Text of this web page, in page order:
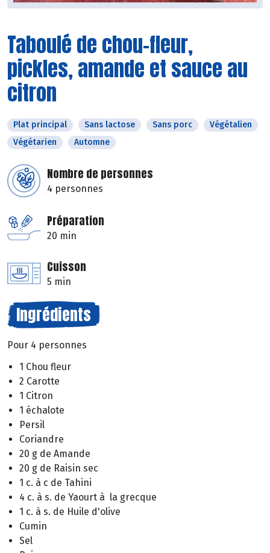
Taboulé de chou-fleur,
pickles, amande et sauce au
citron
Plat principal Sans lactose Sans porc
Végétalien
Végétarien
Automne
Nombre de personnes
4 personnes
Préparation
20 min
Cuisson
5 min
Ingrédients
Pour 4 personnes
1 Chou fleur
2 Carotte
1 Citron
1 échalote
Persil
Coriandre
20 g de Amande
20 g de Raisin sec
1 c. à c de Tahini
4 c. à s. de Yaourt à la grecque
1 c. à s. de Huile d'olive
Cumin
Sel